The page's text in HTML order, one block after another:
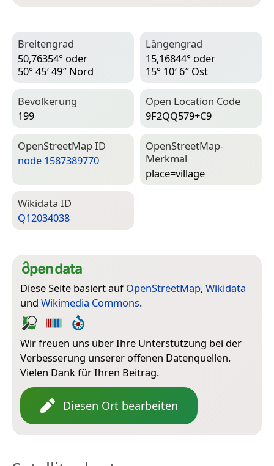
Breitengrad
50,76354° oder
50° 45′ 49″ Nord
Längengrad
15,16844° oder
15° 10′ 6″ Ost
Bevölkerung
199
Open Location Code
9F2QQ579+C9
Open­Street­Map ID
node 1587389770
Open­Street­Map-
Merkmal
place=­village
Wiki­data ID
Q12034038
Diese Seite basiert aufOpenStreetMap, Wikidata
und Wikimedia Commons.
Wir freuen uns über Ihre Unterstützung bei der
Verbesserung unserer offenen Datenquellen.
Vielen Dank für Ihren Beitrag.
Diesen Ort bearbeiten